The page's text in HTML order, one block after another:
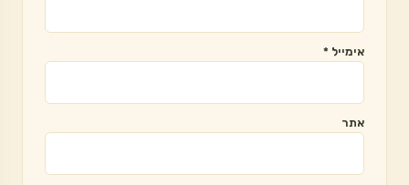
אימייל *
אתר